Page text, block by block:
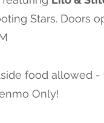
Stars. Doors
food allowed
Only!